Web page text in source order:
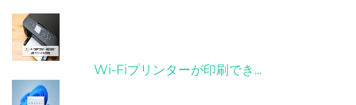
Wi-Fiプリンターが印刷でき...